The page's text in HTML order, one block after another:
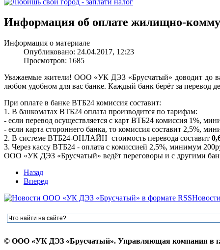
Информация об оплате жилищно-
Информация о материале
Опубликовано: 24.04.2017, 12:23
Просмотров: 1685
Уважаемые жители! ООО «УК ДЭЗ «Брусчатый» доводит до
любом удобном для вас банке. Каждый банк берёт за перевод
При оплате в банке ВТБ24 комиссия составит:
1. В банкоматах ВТБ24 оплата производится по тарифам:
- если перевод осуществляется с карт ВТБ24 комиссия 1%,
- если карта стороннего банка, то комиссия составит 2,5%,
2. В системе ВТБ24-ОНЛАЙН стоимость перевода составит
3. Через кассу ВТБ24 - оплата с комиссией 2,5%, минимум
ООО «УК ДЭЗ «Брусчатый» ведёт переговоры и с другими
Назад
Вперед
© ООО «УК ДЭЗ «Брусчатый». Управляющая компания в